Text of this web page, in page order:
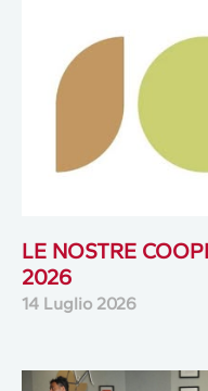
LE NOSTRE
2026
14 Luglio 2026